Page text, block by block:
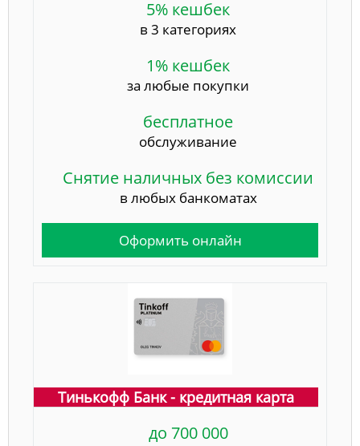
5% кешбек
в 3 категориях
1% кешбек
за любые покупки
бесплатное
обслуживание
Снятие наличных без комиссии
в любых банкоматах
Оформить онлайн
Тинькофф Банк - кредитная карта
до 700 000